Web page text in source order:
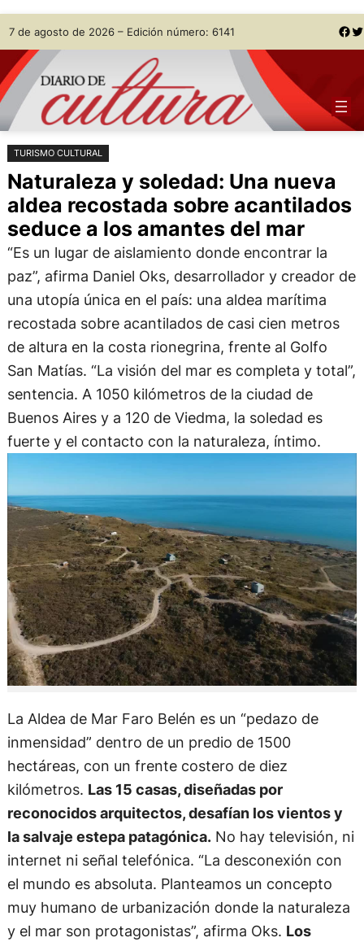
Saltar
al
contenido
Skip
to
content
7 de agosto de 2026 – Edición número: 6141 Facebook Twitter
TURISMO CULTURAL
Naturaleza y soledad: Una nueva
aldea recostada sobre acantilados
seduce a los amantes del mar
“Es un lugar de aislamiento donde encontrar la
paz”, afirma Daniel Oks, desarrollador y creador de
una utopía única en el país: una aldea marítima
recostada sobre acantilados de casi cien metros
de altura en la costa rionegrina, frente al Golfo
San Matías. “La visión del mar es completa y total”,
sentencia. A 1050 kilómetros de la ciudad de
Buenos Aires y a 120 de Viedma, la soledad es
fuerte y el contacto con la naturaleza, íntimo.
La Aldea de Mar Faro Belén es un “pedazo de
inmensidad” dentro de un predio de 1500
hectáreas, con un frente costero de diez
kilómetros. Las 15 casas, diseñadas por
reconocidos arquitectos, desafían los vientos y
la salvaje estepa patagónica.No hay televisión, ni
internet ni señal telefónica. “La desconexión con
el mundo es absoluta. Planteamos un concepto
muy humano de urbanización donde la naturaleza
y el mar son protagonistas”, afirma Oks. Los